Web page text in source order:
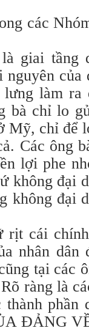
các
giai tầng
của
làm ra
bà chỉ lo
Mỹ, chỉ để
Các ông
lợi phe
không đại
không đại
rịt cái
nhân dân
tại các
ràng là
thành
ĐẢNG